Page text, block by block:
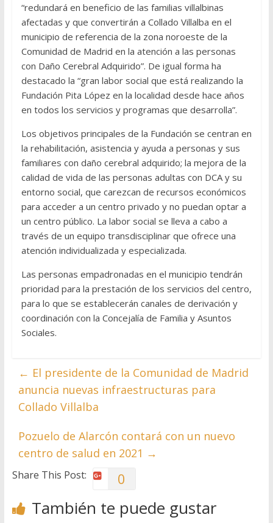
“redundará en beneficio de las familias villalbinas
afectadas y que convertirán a Collado Villalba en el
municipio de referencia de la zona noroeste de la
Comunidad de Madrid en la atención a las personas
con Daño Cerebral Adquirido”. De igual forma ha
destacado la “gran labor social que está realizando la
Fundación Pita López en la localidad desde hace años
en todos los servicios y programas que desarrolla”.
Los objetivos principales de la Fundación se centran en
la rehabilitación, asistencia y ayuda a personas y sus
familiares con daño cerebral adquirido; la mejora de la
calidad de vida de las personas adultas con DCA y su
entorno social, que carezcan de recursos económicos
para acceder a un centro privado y no puedan optar a
un centro público. La labor social se lleva a cabo a
través de un equipo transdisciplinar que ofrece una
atención individualizada y especializada.
Las personas empadronadas en el municipio tendrán
prioridad para la prestación de los servicios del centro,
para lo que se establecerán canales de derivación y
coordinación con la Concejalía de Familia y Asuntos
Sociales.
← El presidente de la Comunidad de Madrid
anuncia nuevas infraestructuras para
Collado Villalba
Pozuelo de Alarcón contará con un nuevo
centro de salud en 2021 →
Share This Post: 0
También te puede gustar